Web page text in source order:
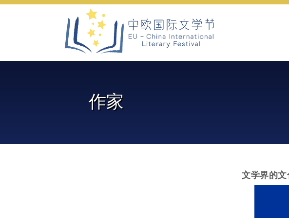
Skip
作家
文学界的